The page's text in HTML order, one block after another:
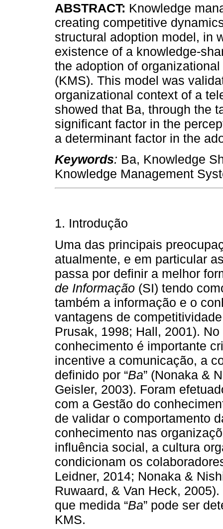
ABSTRACT: Knowledge
creating competitive
structural adoption model, in
existence of a knowledge-
the adoption of
(KMS). This model was
organizational context of a
showed that Ba, through the
significant factor in the
a determinant factor in the
Keywords: Ba, Knowledge
Knowledge Management
1. Introdução
Uma das principais
atualmente, e em particular
passa por definir a melhor
de Informação (SI) tendo
também a informação e o
vantagens de
Prusak, 1998; Hall, 2001).
conhecimento é importante
incentive a comunicação, a
definido por “Ba” (Nonaka &
Geisler, 2003). Foram
com a Gestão do
de validar o comportamento
conhecimento nas
influência social, a cultura
condicionam os
Leidner, 2014; Nonaka &
Ruwaard, & Van Heck,
que medida “Ba” pode ser
KMS.